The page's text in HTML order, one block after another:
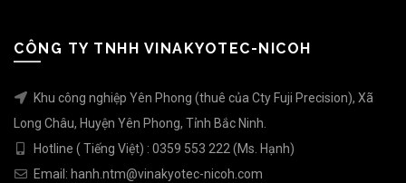
CÔNG TY TNHH VINAKYOTEC-NICOH
Khu công nghiệp Yên Phong (thuê của Cty Fuji Precision), Xã
Long Châu, Huyện Yên Phong, Tỉnh Bắc Ninh.
Hotline ( Tiếng Việt) : 0359 553 222 (Ms. Hạnh)
Email: hanh.ntm@vinakyotec-nicoh.com